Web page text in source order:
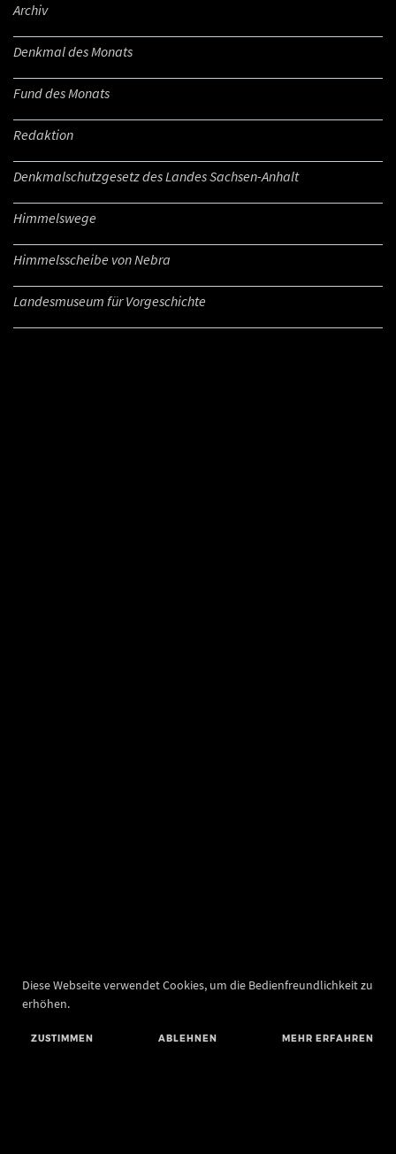
Diese Webseite verwendet Cookies, um die Bedienfreundlichkeit zu
erhöhen.
ZUSTIMMEN ABLEHNEN MEHR ERFAHREN
Archiv
Denkmal des Monats
Fund des Monats
Redaktion
Denkmalschutzgesetz des Landes Sachsen-Anhalt
Himmelswege
Himmelsscheibe von Nebra
Landesmuseum für Vorgeschichte